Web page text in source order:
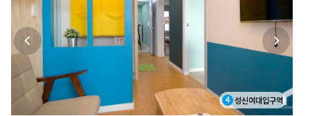
4 성신여대입구역